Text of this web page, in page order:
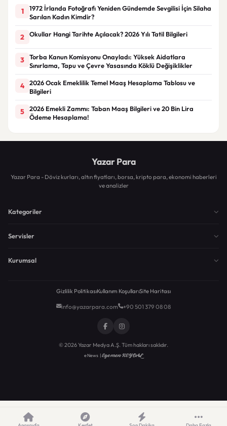
1
1972 İrlanda Fotoğrafı Yeniden Gündemde Sevgilisi İçin Silaha
Sarılan Kadın Kimdir?
2 Okullar Hangi Tarihte Açılacak? 2026 Yılı Tatil Bilgileri
3
Torba Kanun Komisyonu Onayladı: Yüksek Aidatlara
Sınırlama, Tapu ve Çevre Yasasında Köklü Değişiklikler
4
2026 Ocak Emeklilik Temel Maaş Hesaplama Tablosu ve
Bilgileri
5
2026 Emekli Zammı: Taban Maaş Bilgileri ve 20 Bin Lira
Ödeme Hesaplama!
Yazar Para
Yazar Para - Döviz kurları, altın fiyatları, borsa, kripto para, ekonomi haberleri
ve analizler
Kategoriler
Servisler
Kurumsal
Gizlilik PolitikasıKullanım KoşullarıSite Haritası
info@yazarpara.com +90 501 379 08 08
© 2026 Yazar Medya A.Ş. Tüm hakları saklıdır.
eNews |Egemen KEYDAL